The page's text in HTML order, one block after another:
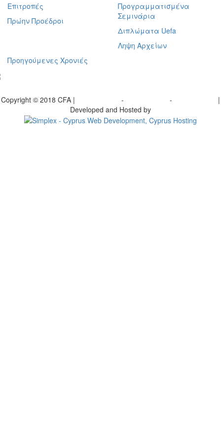
Επιτροπές
Πρώην Προέδροι
Προγραμματισμένα
Σεμινάρια
Διπλώματα Uefa
Ληψη Αρχείων
Προηγούμενες Χρονιές
Copyright © 2018 CFA | - -
|
Developed and Hosted by